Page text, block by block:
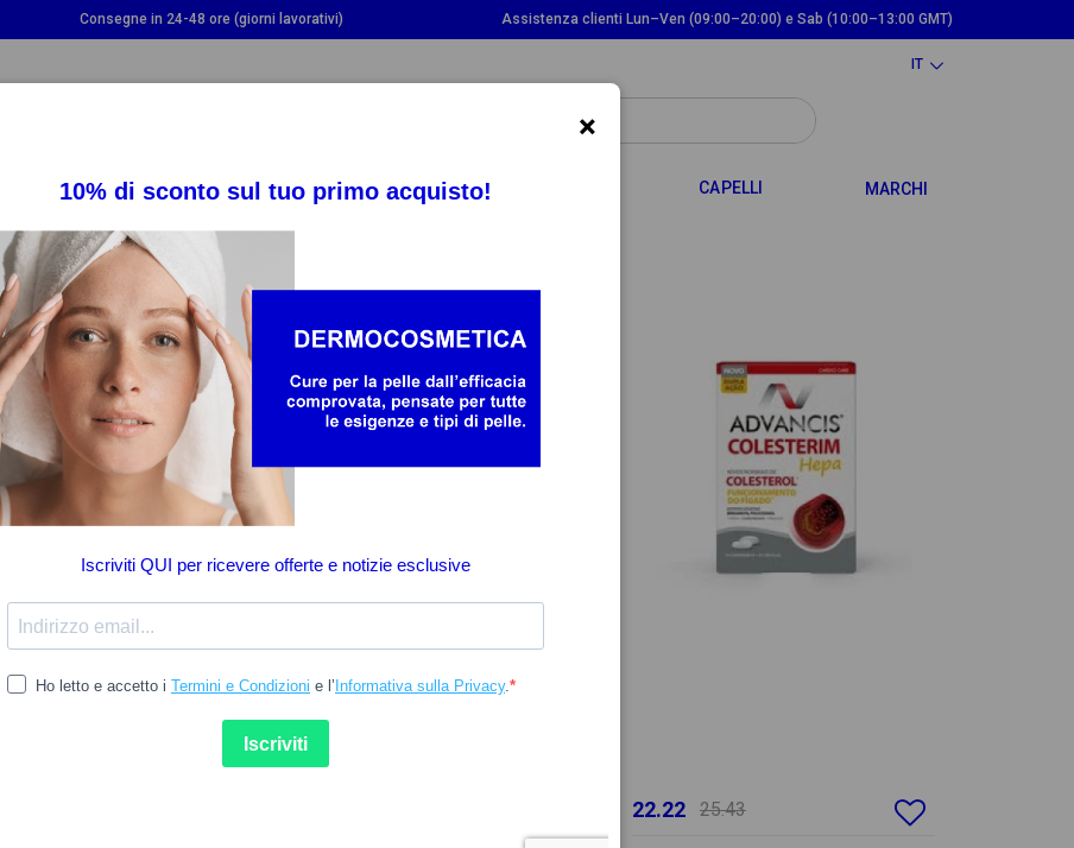
Consegne in 24-48 ore (giorni lavorativi) Assistenza clienti Lun–Ven (09:00–20:00) e Sab (10:00–13:00 GMT)
IT
TOGGLE DROPDOWN
INTEGRATORITOGGLE DROPDOWN
SALUTETOGGLE DROPDOWN
BAMBINO E MAMMA TOGGLE DROPDOWN
CAPELLI TOGGLE DROPDOWN
MARCHI
22.22 25.43
×